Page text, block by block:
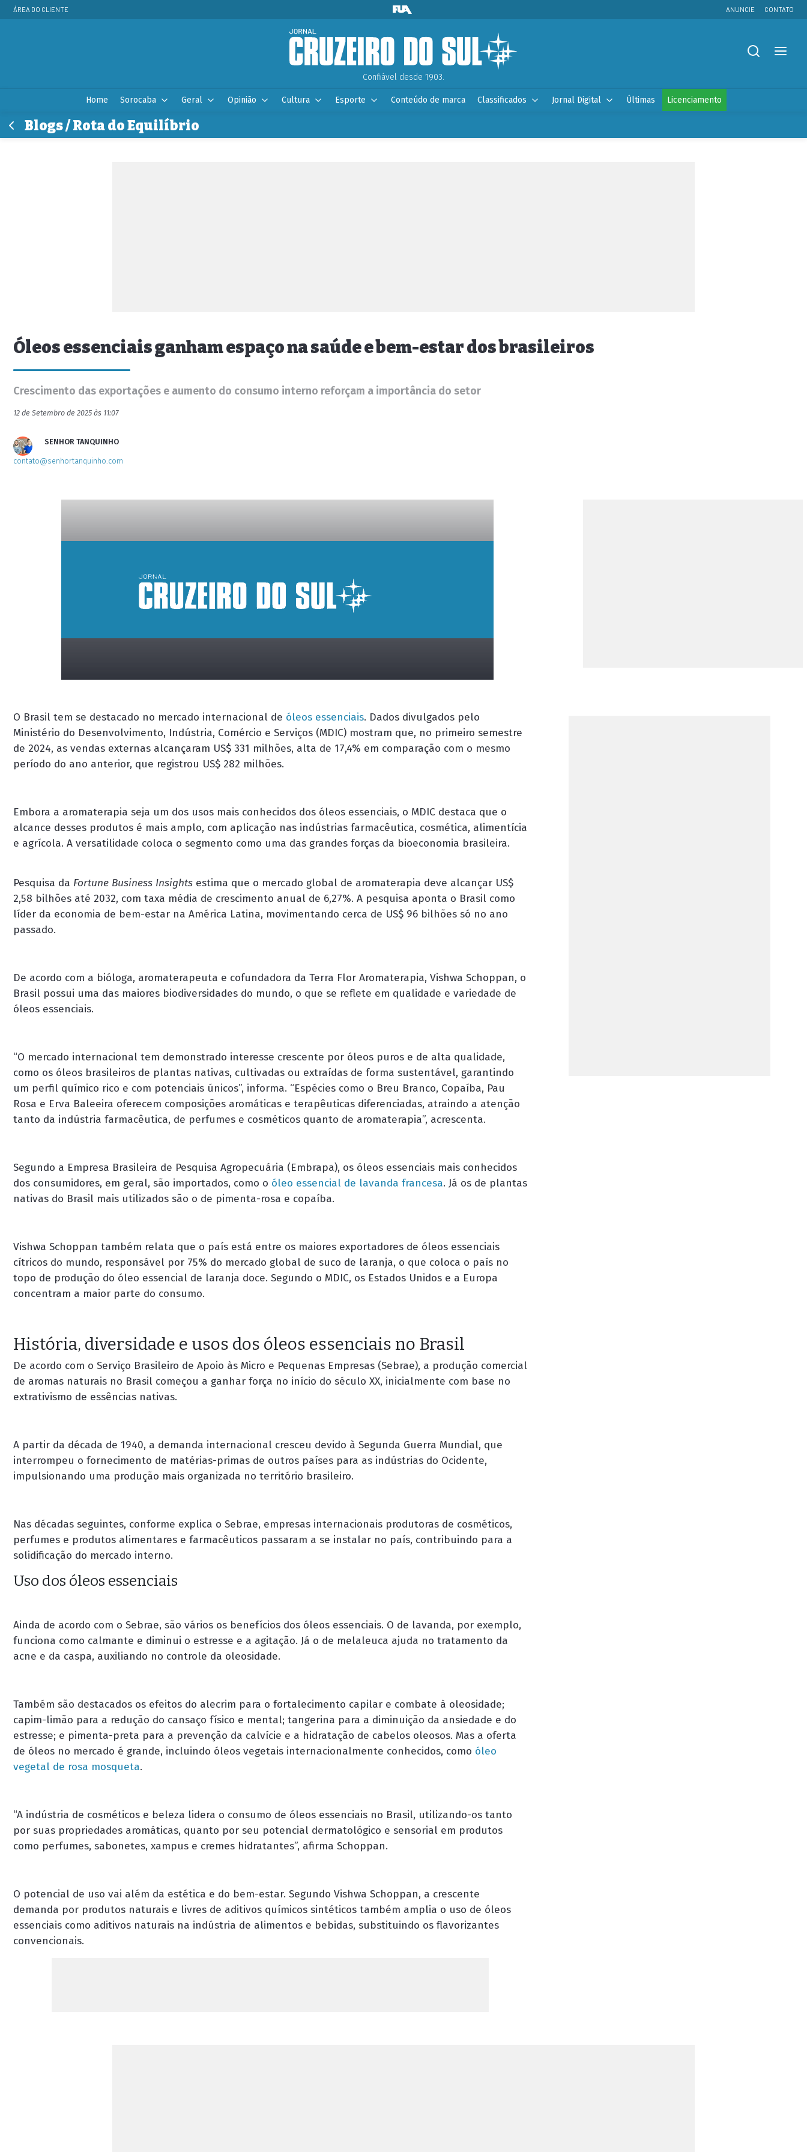
ÁREA DO CLIENTE ANUNCIE CONTATO
Confiável desde 1903.
Home Sorocaba Geral Opinião Cultura Esporte Conteúdo de marca Classificados Jornal Digital Últimas Licenciamento
Blogs / Rota do Equilíbrio
Óleos essenciais ganham espaço na saúde e bem-estar dos brasileiros
Crescimento das exportações e aumento do consumo interno reforçam a importância do setor
12 de Setembro de 2025 às 11:07
SENHOR TANQUINHO
contato@senhortanquinho.com
O Brasil tem se destacado no mercado internacional de óleos essenciais. Dados divulgados pelo
Ministério do Desenvolvimento, Indústria, Comércio e Serviços (MDIC) mostram que, no primeiro semestre
de 2024, as vendas externas alcançaram US$ 331 milhões, alta de 17,4% em comparação com o mesmo
período do ano anterior, que registrou US$ 282 milhões.
Embora a aromaterapia seja um dos usos mais conhecidos dos óleos essenciais, o MDIC destaca que o
alcance desses produtos é mais amplo, com aplicação nas indústrias farmacêutica, cosmética, alimentícia
e agrícola. A versatilidade coloca o segmento como uma das grandes forças da bioeconomia brasileira.
Pesquisa da Fortune Business Insights estima que o mercado global de aromaterapia deve alcançar US$
2,58 bilhões até 2032, com taxa média de crescimento anual de 6,27%. A pesquisa aponta o Brasil como
líder da economia de bem-estar na América Latina, movimentando cerca de US$ 96 bilhões só no ano
passado.
De acordo com a bióloga, aromaterapeuta e cofundadora da Terra Flor Aromaterapia, Vishwa Schoppan, o
Brasil possui uma das maiores biodiversidades do mundo, o que se reflete em qualidade e variedade de
óleos essenciais.
“O mercado internacional tem demonstrado interesse crescente por óleos puros e de alta qualidade,
como os óleos brasileiros de plantas nativas, cultivadas ou extraídas de forma sustentável, garantindo
um perfil químico rico e com potenciais únicos”, informa. “Espécies como o Breu Branco, Copaíba, Pau
Rosa e Erva Baleeira oferecem composições aromáticas e terapêuticas diferenciadas, atraindo a atenção
tanto da indústria farmacêutica, de perfumes e cosméticos quanto de aromaterapia”, acrescenta.
Segundo a Empresa Brasileira de Pesquisa Agropecuária (Embrapa), os óleos essenciais mais conhecidos
dos consumidores, em geral, são importados, como o óleo essencial de lavanda francesa. Já os de plantas
nativas do Brasil mais utilizados são o de pimenta-rosa e copaíba.
Vishwa Schoppan também relata que o país está entre os maiores exportadores de óleos essenciais
cítricos do mundo, responsável por 75% do mercado global de suco de laranja, o que coloca o país no
topo de produção do óleo essencial de laranja doce. Segundo o MDIC, os Estados Unidos e a Europa
concentram a maior parte do consumo.
História, diversidade e usos dos óleos essenciais no Brasil
De acordo com o Serviço Brasileiro de Apoio às Micro e Pequenas Empresas (Sebrae), a produção comercial
de aromas naturais no Brasil começou a ganhar força no início do século XX, inicialmente com base no
extrativismo de essências nativas.
A partir da década de 1940, a demanda internacional cresceu devido à Segunda Guerra Mundial, que
interrompeu o fornecimento de matérias-primas de outros países para as indústrias do Ocidente,
impulsionando uma produção mais organizada no território brasileiro.
Nas décadas seguintes, conforme explica o Sebrae, empresas internacionais produtoras de cosméticos,
perfumes e produtos alimentares e farmacêuticos passaram a se instalar no país, contribuindo para a
solidificação do mercado interno.
Uso dos óleos essenciais
Ainda de acordo com o Sebrae, são vários os benefícios dos óleos essenciais. O de lavanda, por exemplo,
funciona como calmante e diminui o estresse e a agitação. Já o de melaleuca ajuda no tratamento da
acne e da caspa, auxiliando no controle da oleosidade.
Também são destacados os efeitos do alecrim para o fortalecimento capilar e combate à oleosidade;
capim-limão para a redução do cansaço físico e mental; tangerina para a diminuição da ansiedade e do
estresse; e pimenta-preta para a prevenção da calvície e a hidratação de cabelos oleosos. Mas a oferta
de óleos no mercado é grande, incluindo óleos vegetais internacionalmente conhecidos, como óleo
vegetal de rosa mosqueta.
“A indústria de cosméticos e beleza lidera o consumo de óleos essenciais no Brasil, utilizando-os tanto
por suas propriedades aromáticas, quanto por seu potencial dermatológico e sensorial em produtos
como perfumes, sabonetes, xampus e cremes hidratantes”, afirma Schoppan.
O potencial de uso vai além da estética e do bem-estar. Segundo Vishwa Schoppan, a crescente
demanda por produtos naturais e livres de aditivos químicos sintéticos também amplia o uso de óleos
essenciais como aditivos naturais na indústria de alimentos e bebidas, substituindo os flavorizantes
convencionais.